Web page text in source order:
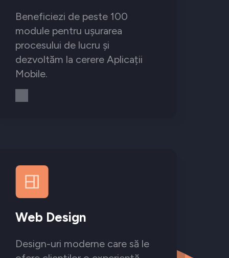
Beneficiezi de peste 100
module pentru ușurarea
procesului de lucru și
dezvoltăm la cerere Aplicații
Mobile.
Web Design
Design-uri moderne care să le